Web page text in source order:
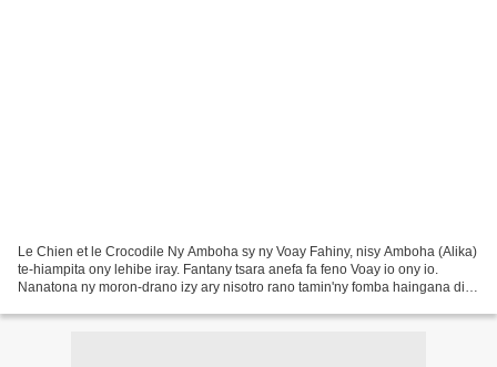
Le Chien et le Crocodile Ny Amboha sy ny Voay Fahiny, nisy Amboha (Alika)
te-hiampita ony lehibe iray. Fantany tsara anefa fa feno Voay io ony io.
Nanatona ny moron-drano izy ary nisotro rano tamin'ny fomba haingana dia